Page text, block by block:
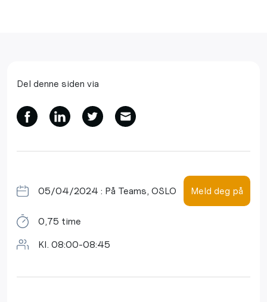
Del denne siden via
05/04/2024 : På Teams, OSLO Meld deg på
0,75 time
Kl. 08:00-08:45